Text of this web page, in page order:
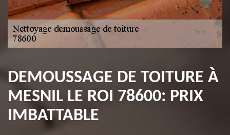
DEMOUSSAGE DE TOITURE À
MESNIL LE ROI 78600: PRIX
IMBATTABLE